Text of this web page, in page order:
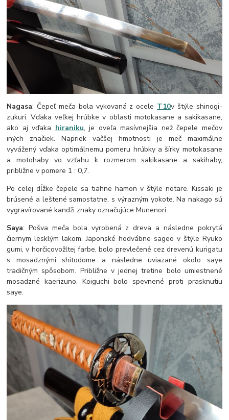
Nagasa: Čepeľ meča bola vykovaná z ocele T10v štýle shinogi-
zukuri. Vďaka veľkej hrúbke v oblasti motokasane a sakikasane,
ako aj vďaka hiraniku, je oveľa masívnejšia než čepele mečov
iných značiek. Napriek väčšej hmotnosti je meč maximálne
vyvážený vďaka optimálnemu pomeru hrúbky a šírky motokasane
a motohaby vo vzťahu k rozmerom sakikasane a sakihaby,
približne v pomere 1 : 0,7.
Po celej dĺžke čepele sa tiahne hamon v štýle notare. Kissaki je
brúsené a leštené samostatne, s výrazným yokote. Na nakago sú
vygravírované kandži znaky označujúce Munenori.
Saya: Pošva meča bola vyrobená z dreva a následne pokrytá
čiernym lesklým lakom. Japonské hodvábne sageo v štýle Ryuko
gumi, v horčicovožltej farbe, bolo prevlečené cez drevenú kurigatu
s mosadznými shitodome a následne uviazané okolo saye
tradičným spôsobom. Približne v jednej tretine bolo umiestnené
mosadzné kaerizuno. Koiguchi bolo spevnené proti prasknutiu
saye.